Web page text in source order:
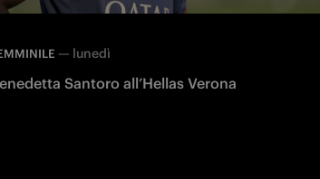
— lunedì
Santoro all’Hellas Verona